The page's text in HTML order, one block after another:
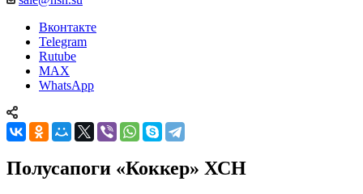
Вконтакте
Telegram
Rutube
MAX
WhatsApp
Полусапоги «Коккер» ХСН